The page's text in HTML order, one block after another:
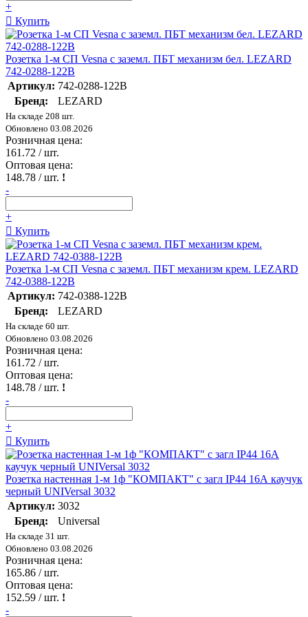
+
Купить
Розетка 1-м СП Vesna с заземл. ПБТ механизм бел. LEZARD
742-0288-122B
Артикул: 742-0288-122B
Бренд:
LEZARD
На складе 208 шт.
Обновлено 03.08.2026
Розничная цена:
161.72 / шт.
Оптовая цена:
148.78 / шт. !
-
+
Купить
Розетка 1-м СП Vesna с заземл. ПБТ механизм крем. LEZARD
742-0388-122B
Артикул: 742-0388-122B
Бренд:
LEZARD
На складе 60 шт.
Обновлено 03.08.2026
Розничная цена:
161.72 / шт.
Оптовая цена:
148.78 / шт. !
-
+
Купить
Розетка настенная 1-м 1ф "КОМПАКТ" с загл IP44 16А каучук
черный UNIVersal 3032
Артикул: 3032
Бренд:
Universal
На складе 31 шт.
Обновлено 03.08.2026
Розничная цена:
165.86 / шт.
Оптовая цена:
152.59 / шт. !
-